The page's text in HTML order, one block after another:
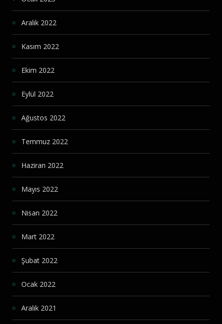
Aralık 2022
Kasım 2022
Ekim 2022
Eylül 2022
Ağustos 2022
Temmuz 2022
Haziran 2022
Mayıs 2022
Nisan 2022
Mart 2022
Şubat 2022
Ocak 2022
Aralık 2021